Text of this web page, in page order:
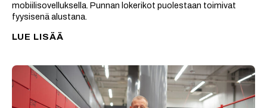
mobiilisovelluksella. Punnan lokerikot puolestaan toimivat
fyysisenä alustana.
LUE LISÄÄ